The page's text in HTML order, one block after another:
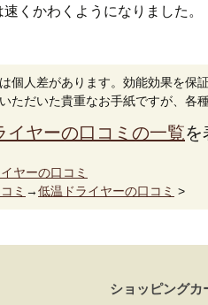
くかわくようになりました。
個人差があります。効能効果を保
ただいた貴重なお手紙ですが、各
イヤーの口コミの一覧を
ヤーの口コミ
ミ →低温ドライヤーの口コミ >
ショッピングカ